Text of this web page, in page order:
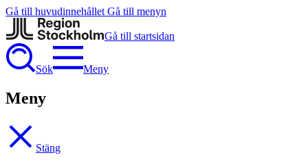
Gå till huvudinnehållet Gå till menyn
Gå till startsidan
Sök Meny
Meny
Stäng